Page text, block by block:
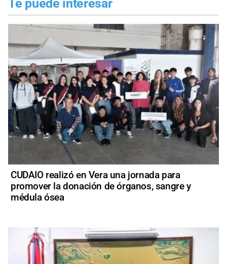
Te puede interesar
CUDAIO realizó en Vera una jornada para
promover la donación de órganos, sangre y
médula ósea